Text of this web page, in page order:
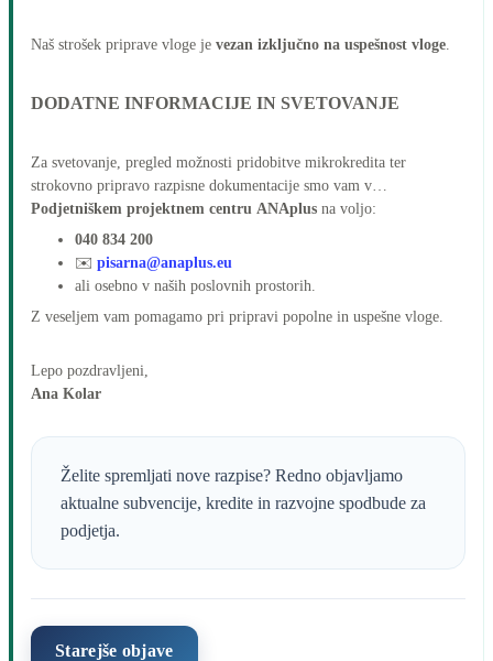
Naš strošek priprave vloge je vezan izključno na uspešnost vloge.
DODATNE INFORMACIJE IN SVETOVANJE
Za svetovanje, pregled možnosti pridobitve mikrokredita ter
strokovno pripravo razpisne dokumentacije smo vam v
Podjetniškem projektnem centru ANAplus na voljo:
040 834 200
✉️ pisarna@anaplus.eu
ali osebno v naših poslovnih prostorih.
Z veseljem vam pomagamo pri pripravi popolne in uspešne vloge.
Lepo pozdravljeni,
Ana Kolar
Starejše objave